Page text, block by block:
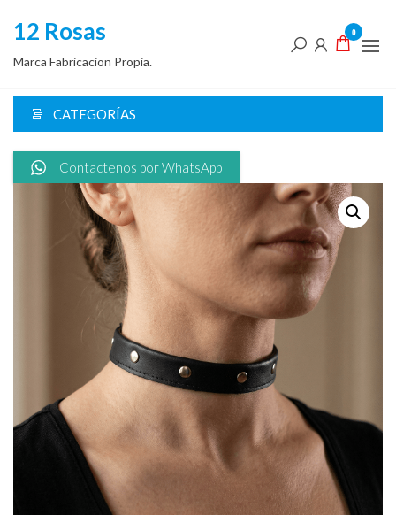
12 Rosas
Marca Fabricacion Propia.
0
CATEGORÍAS
Contactenos por WhatsApp